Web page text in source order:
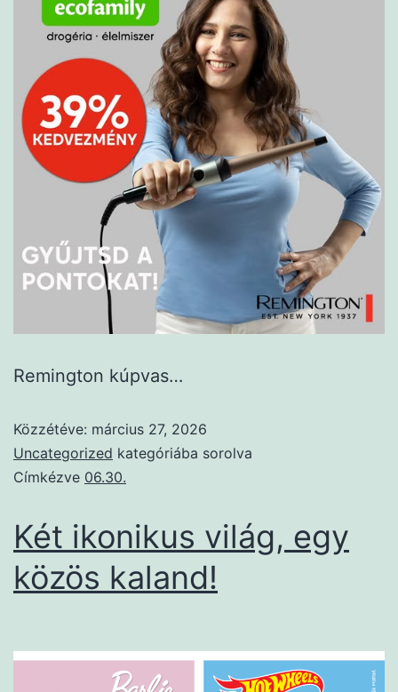
Remington kúpvas…
Közzétéve: március 27, 2026
Uncategorized kategóriába sorolva
Címkézve 06.30.
Két ikonikus világ, egy
közös kaland!